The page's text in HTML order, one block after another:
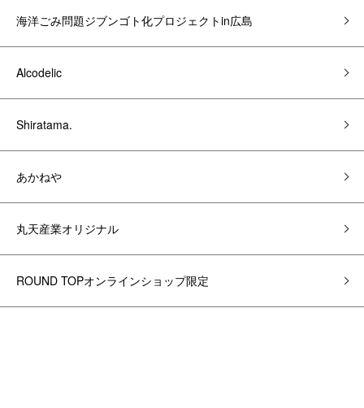
海洋ごみ問題ジブンゴト化プロジェクトin広島
Alcodelic
Shiratama.
あかねや
丸天産業オリジナル
ROUND TOPオンラインショップ限定